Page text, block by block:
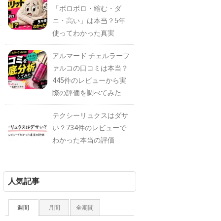
「ボロボロ・縮む・ダ
ニ・高い」は本当？5年
使ってわかった真実
アルマード チェルラーフ
ァルコの口コミは本当？
445件のレビューから実
際の評価を調べてみた
テクシーリュクスはダサ
い？734件のレビューで
わかった本当の評価
人気記事
週間 月間 全期間